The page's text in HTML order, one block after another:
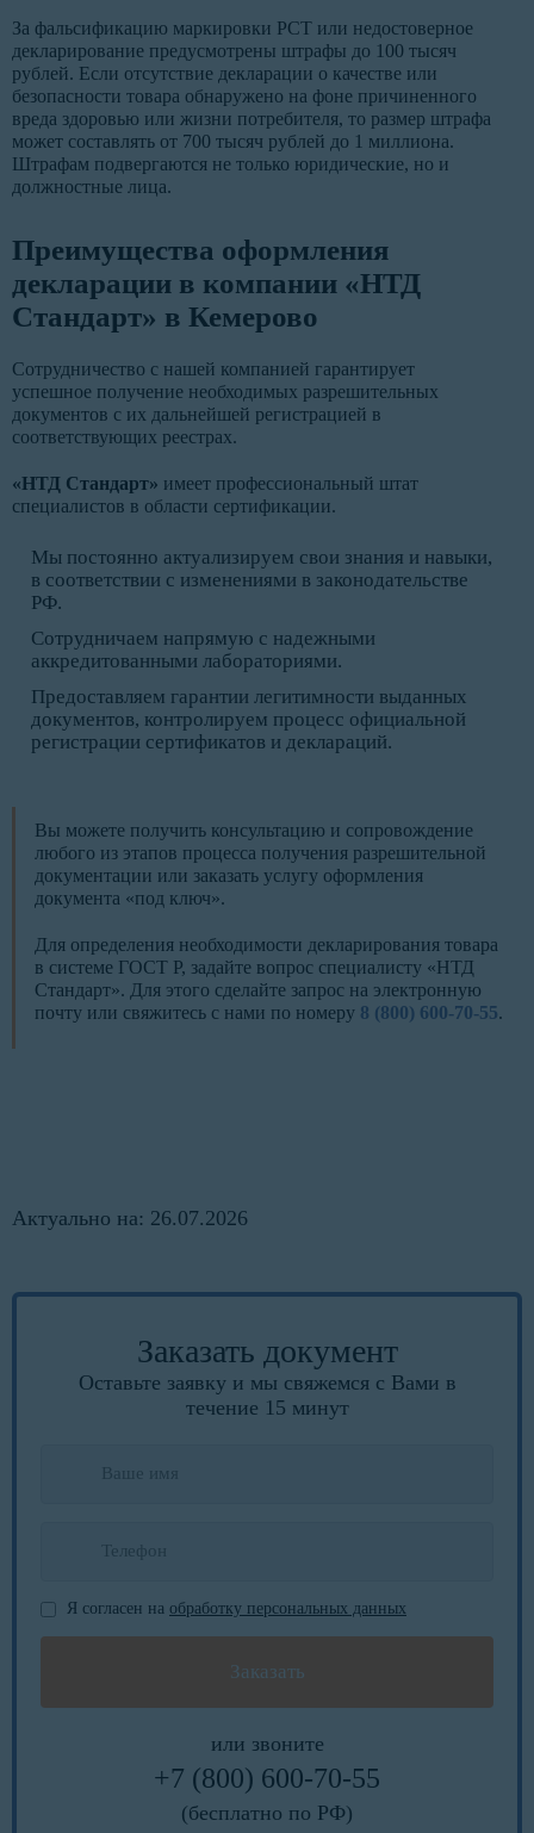
За фальсификацию маркировки РСТ или недостоверное
декларирование предусмотрены штрафы до 100 тысяч
рублей. Если отсутствие декларации о качестве или
безопасности товара обнаружено на фоне причиненного
вреда здоровью или жизни потребителя, то размер штрафа
может составлять от 700 тысяч рублей до 1 миллиона.
Штрафам подвергаются не только юридические, но и
должностные лица.
Преимущества оформления
декларации в компании «НТД
Стандарт» в Кемерово
Сотрудничество с нашей компанией гарантирует
успешное получение необходимых разрешительных
документов с их дальнейшей регистрацией в
соответствующих реестрах.
«НТД Стандарт» имеет профессиональный штат
специалистов в области сертификации.
Мы постоянно актуализируем свои знания и навыки,
в соответствии с изменениями в законодательстве
РФ.
Сотрудничаем напрямую с надежными
аккредитованными лабораториями.
Предоставляем гарантии легитимности выданных
документов, контролируем процесс официальной
регистрации сертификатов и деклараций.
Вы можете получить консультацию и сопровождение
любого из этапов процесса получения разрешительной
документации или заказать услугу оформления
документа «под ключ».
Для определения необходимости декларирования товара
в системе ГОСТ Р, задайте вопрос специалисту «НТД
Стандарт». Для этого сделайте запрос на электронную
почту или свяжитесь с нами по номеру 8 (800) 600-70-55.
Актуально на: 26.07.2026
Заказать документ
Оставьте заявку и мы свяжемся с Вами в
течение 15 минут
Я согласен на обработку персональных данных
или звоните
+7 (800) 600-70-55
(бесплатно по РФ)